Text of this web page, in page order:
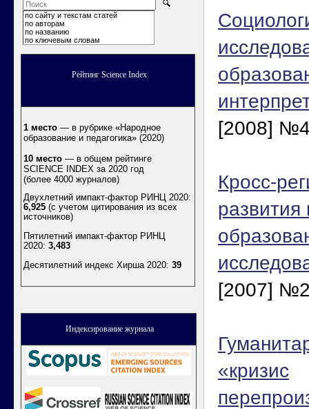
по сайту и текстам статей
по авторам
по названию
по ключевым словам
Рейтинг Science Index
1 место — в рубрике «Народное
образование и педагогика» (2020)
10 место — в общем рейтинге
SCIENCE INDEX за 2020 год
(более 4000 журналов)
Двухлетний импакт-фактор РИНЦ 2020:
6,925 (с учетом цитирования из всех
источников)
Пятилетний импакт-фактор РИНЦ
2020: 3,483
Десятилетний индекс Хирша 2020: 39
Индексирование журнала
[2008]
Кросс-
развития
[2007]
«кризис